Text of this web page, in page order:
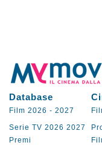
Database
Film 2026 - 2027
Serie TV 2026 2027
Premi